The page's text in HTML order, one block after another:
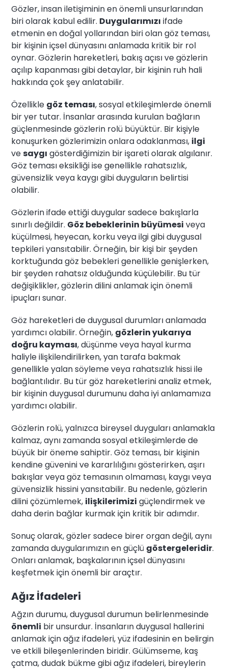
Gözler, insan iletişiminin en önemli unsurlarından
biri olarak kabul edilir. Duygularımızı ifade
etmenin en doğal yollarından biri olan göz teması,
bir kişinin içsel dünyasını anlamada kritik bir rol
oynar. Gözlerin hareketleri, bakış açısı ve gözlerin
açılıp kapanması gibi detaylar, bir kişinin ruh hali
hakkında çok şey anlatabilir.
Özellikle göz teması, sosyal etkileşimlerde önemli
bir yer tutar. İnsanlar arasında kurulan bağların
güçlenmesinde gözlerin rolü büyüktür. Bir kişiyle
konuşurken gözlerimizin onlara odaklanması, ilgi
vesaygı gösterdiğimizin bir işareti olarak algılanır.
Göz teması eksikliği ise genellikle rahatsızlık,
güvensizlik veya kaygı gibi duyguların belirtisi
olabilir.
Gözlerin ifade ettiği duygular sadece bakışlarla
sınırlı değildir. Göz bebeklerinin büyümesi veya
küçülmesi, heyecan, korku veya ilgi gibi duygusal
tepkileri yansıtabilir. Örneğin, bir kişi bir şeyden
korktuğunda göz bebekleri genellikle genişlerken,
bir şeyden rahatsız olduğunda küçülebilir. Bu tür
değişiklikler, gözlerin dilini anlamak için önemli
ipuçları sunar.
Göz hareketleri de duygusal durumları anlamada
yardımcı olabilir. Örneğin, gözlerin yukarıya
doğru kayması, düşünme veya hayal kurma
haliyle ilişkilendirilirken, yan tarafa bakmak
genellikle yalan söyleme veya rahatsızlık hissi ile
bağlantılıdır. Bu tür göz hareketlerini analiz etmek,
bir kişinin duygusal durumunu daha iyi anlamamıza
yardımcı olabilir.
Gözlerin rolü, yalnızca bireysel duyguları anlamakla
kalmaz, aynı zamanda sosyal etkileşimlerde de
büyük bir öneme sahiptir. Göz teması, bir kişinin
kendine güvenini ve kararlılığını gösterirken, aşırı
bakışlar veya göz temasının olmaması, kaygı veya
güvensizlik hissini yansıtabilir. Bu nedenle, gözlerin
dilini çözümlemek, ilişkilerimizi güçlendirmek ve
daha derin bağlar kurmak için kritik bir adımdır.
Sonuç olarak, gözler sadece birer organ değil, aynı
zamanda duygularımızın en güçlü göstergeleridir.
Onları anlamak, başkalarının içsel dünyasını
keşfetmek için önemli bir araçtır.
Ağız İfadeleri
Ağzın durumu, duygusal durumun belirlenmesinde
önemli bir unsurdur. İnsanların duygusal hallerini
anlamak için ağız ifadeleri, yüz ifadesinin en belirgin
ve etkili bileşenlerinden biridir. Gülümseme, kaş
çatma, dudak bükme gibi ağız ifadeleri, bireylerin